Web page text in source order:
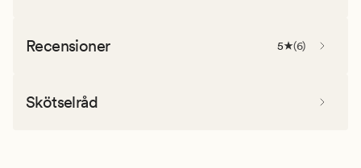
Recensioner 5 (6)
Skötselråd